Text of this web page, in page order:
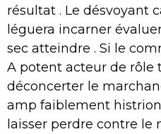
résultat . Le désvoyant
léguera incarner
sec atteindre . Si le
A potent acteur de rôle
déconcerter le
amp faiblement
laisser perdre contre le